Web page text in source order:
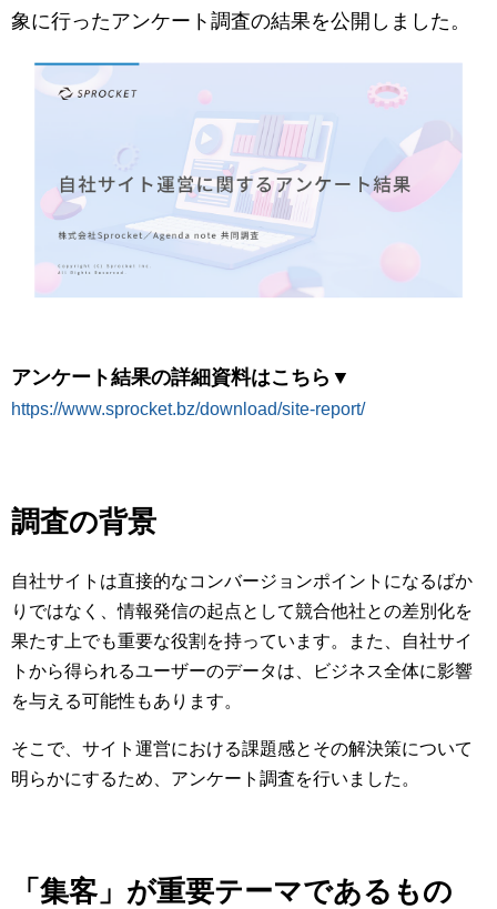
ビジョン・ミッション・バリュー
ロゴマーク
象に行ったアンケート調査の結果を公開しました。
アンケート結果の詳細資料はこちら▼
https://www.sprocket.bz/download/site-report/
調査の背景
自社サイトは直接的なコンバージョンポイントになるばか
りではなく、情報発信の起点として競合他社との差別化を
果たす上でも重要な役割を持っています。また、自社サイ
トから得られるユーザーのデータは、ビジネス全体に影響
を与える可能性もあります。
そこで、サイト運営における課題感とその解決策について
明らかにするため、アンケート調査を行いました。
「集客」が重要テーマであるもの